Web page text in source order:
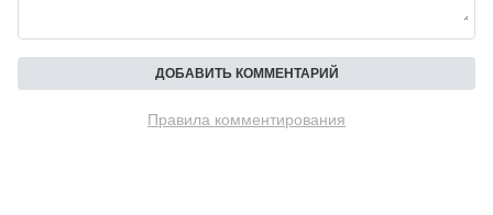
Правила комментирования